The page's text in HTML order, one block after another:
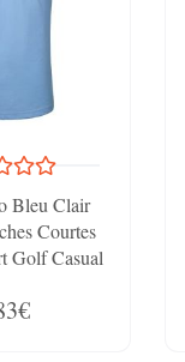
Bleu Clair
Courtes
Golf Casual
Regular Fit